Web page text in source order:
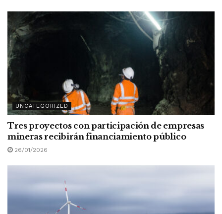
UNCATEGORIZED
Tres proyectos con participación de empresas
mineras recibirán financiamiento público
26/01/2026